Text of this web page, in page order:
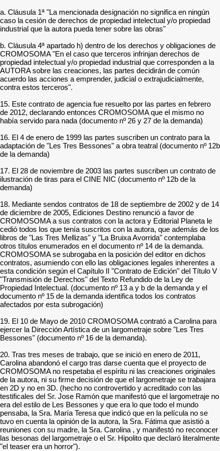
a. Cláusula 1ª "La mencionada designación no significa en ningún
caso la cesión de derechos de propiedad intelectual y/o propiedad
industrial que la autora pueda tener sobre las obras"
b. Cláusula 4ª apartado h) dentro de los derechos y obligaciones de
CROMOSOMA "En el caso que terceros infrinjan derechos de
propiedad intelectual y/o propiedad industrial que corresponden a la
AUTORA sobre las creaciones, las partes decidirán de común
acuerdo las acciones a emprender, judicial o extrajudicialmente,
contra estos terceros".
15. Este contrato de agencia fue resuelto por las partes en febrero
de 2012, declarando entonces CROMOSOMA que el mismo no
había servido para nada (documento nº 26 y 27 de la demanda)
16. El 4 de enero de 1999 las partes suscriben un contrato para la
adaptación de "Les Tres Bessones" a obra teatral (documento nº 12b
de la demanda)
17. El 28 de noviembre de 2003 las partes suscriben un contrato de
ilustración de tiras para el CINE NIC (documento nº 12b de la
demanda)
18. Mediante sendos contratos de 18 de septiembre de 2002 y de 14
de diciembre de 2005, Ediciones Destino renunció a favor de
CROMOSOMA a sus contratos con la actora y Editorial Planeta le
cedió todos los que tenía suscritos con la autora, que además de los
libros de "Las Tres Mellizas" y "La Bruixa Avorrida" contemplaba
otros títulos enumerados en el documento nº 14 de la demanda.
CROMOSOMA se subrogaba en la posición del editor en dichos
contratos, asumiendo con ello las obligaciones legales inherentes a
esta condición según el Capítulo II "Contrato de Edición" del Título V
"Transmisión de Derechos" del Texto Refundido de la Ley de
Propiedad Intelectual. (documento nº 13 a y b de la demanda y el
documento nº 15 de la demanda identifica todos los contratos
afectados por esta subrogación)
19. El 10 de Mayo de 2010 CROMOSOMA contrató a Carolina para
ejercer la Dirección Artística de un largometraje sobre "Les Tres
Bessones" (documento nº 16 de la demanda).
20. Tras tres meses de trabajo, que se inició en enero de 2011,
Carolina abandonó el cargo tras darse cuenta que el proyecto de
CROMOSOMA no respetaba el espíritu ni las creaciones originales
de la autora, ni su firme decisión de que el largometraje se trabajara
en 2D y no en 3D. (hecho no controvertido y acreditado con las
testificales del Sr. Jose Ramón que manifestó que el largometraje no
era del estilo de Les Bessones y que era lo que todo el mundo
pensaba, la Sra. María Teresa que indicó que en la película no se
tuvo en cuenta la opinión de la autora, la Sra. Fátima que asistió a
reuniones con su madre, la Sra. Carolina , y manifestó no reconocer
las besonas del largometraje o el Sr. Hipolito que declaró literalmente
"el teaser era un horror").